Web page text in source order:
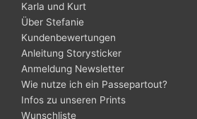
Karla und Kurt
Über Stefanie
Kundenbewertungen
Anleitung Storysticker
Anmeldung Newsletter
Wie nutze ich ein Passepartout?
Infos zu unseren Prints
Wunschliste